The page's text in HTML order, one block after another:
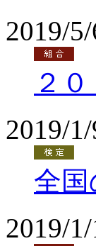
2019/
２
2019/
全
2019/1/